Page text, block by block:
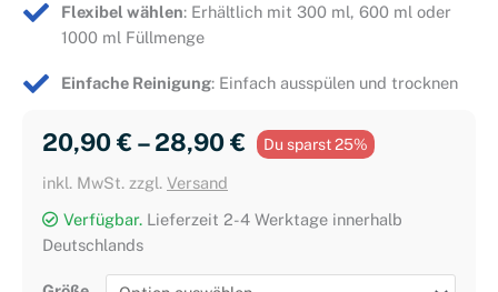
20,90 € – 28,90 € Du sparst 25%
inkl. MwSt. zzgl. Versand
Verfügbar. Lieferzeit 2-4 Werktage innerhalb
Deutschlands
Flexibel wählen: Erhältlich mit 300 ml, 600 ml oder
1000 ml Füllmenge
Einfache Reinigung: Einfach ausspülen und trocknen